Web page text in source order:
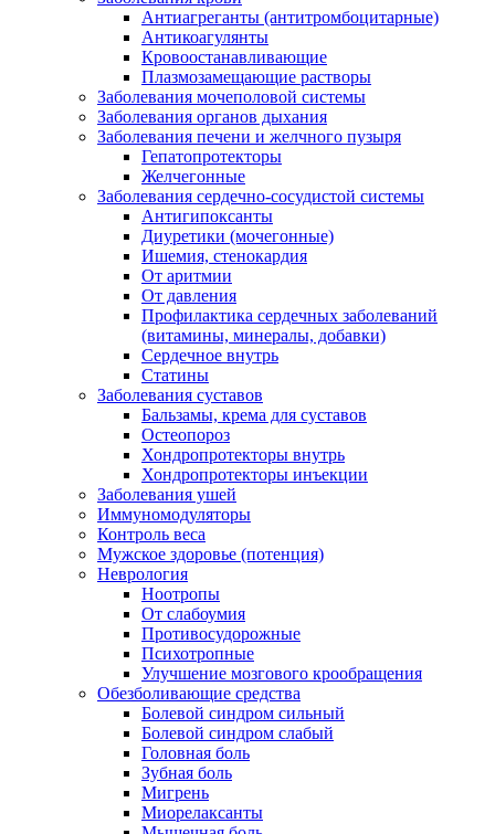
Антиагреганты (антитромбоцитарные)
Антикоагулянты
Кровоостанавливающие
Плазмозамещающие растворы
Заболевания мочеполовой системы
Заболевания органов дыхания
Заболевания печени и желчного пузыря
Гепатопротекторы
Желчегонные
Заболевания сердечно-сосудистой системы
Антигипоксанты
Диуретики (мочегонные)
Ишемия, стенокардия
От аритмии
От давления
Профилактика сердечных заболеваний
(витамины, минералы, добавки)
Сердечное внутрь
Статины
Заболевания суставов
Бальзамы, крема для суставов
Остеопороз
Хондропротекторы внутрь
Хондропротекторы инъекции
Заболевания ушей
Иммуномодуляторы
Контроль веса
Мужское здоровье (потенция)
Неврология
Ноотропы
От слабоумия
Противосудорожные
Психотропные
Улучшение мозгового крообращения
Обезболивающие средства
Болевой синдром сильный
Болевой синдром слабый
Головная боль
Зубная боль
Мигрень
Миорелаксанты